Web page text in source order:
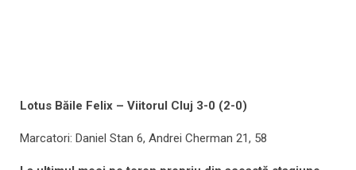
Lotus Băile Felix – Viitorul Cluj 3-0 (2-0)
Marcatori: Daniel Stan 6, Andrei Cherman 21, 58